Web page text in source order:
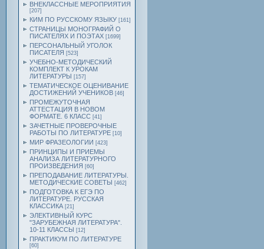
ВНЕКЛАССНЫЕ МЕРОПРИЯТИЯ
[207]
КИМ ПО РУССКОМУ ЯЗЫКУ [161]
СТРАНИЦЫ МОНОГРАФИЙ О
ПИСАТЕЛЯХ И ПОЭТАХ [1699]
ПЕРСОНАЛЬНЫЙ УГОЛОК
ПИСАТЕЛЯ [523]
УЧЕБНО-МЕТОДИЧЕСКИЙ
КОМПЛЕКТ К УРОКАМ
ЛИТЕРАТУРЫ [157]
ТЕМАТИЧЕСКОЕ ОЦЕНИВАНИЕ
ДОСТИЖЕНИЙ УЧЕНИКОВ [46]
ПРОМЕЖУТОЧНАЯ
АТТЕСТАЦИЯ В НОВОМ
ФОРМАТЕ. 6 КЛАСС [41]
ЗАЧЕТНЫЕ ПРОВЕРОЧНЫЕ
РАБОТЫ ПО ЛИТЕРАТУРЕ [10]
МИР ФРАЗЕОЛОГИИ [423]
ПРИНЦИПЫ И ПРИЕМЫ
АНАЛИЗА ЛИТЕРАТУРНОГО
ПРОИЗВЕДЕНИЯ [60]
ПРЕПОДАВАНИЕ ЛИТЕРАТУРЫ.
МЕТОДИЧЕСКИЕ СОВЕТЫ [462]
ПОДГОТОВКА К ЕГЭ ПО
ЛИТЕРАТУРЕ. РУССКАЯ
КЛАССИКА [21]
ЭЛЕКТИВНЫЙ КУРС
"ЗАРУБЕЖНАЯ ЛИТЕРАТУРА".
10-11 КЛАССЫ [12]
ПРАКТИКУМ ПО ЛИТЕРАТУРЕ
[60]